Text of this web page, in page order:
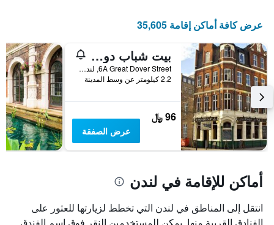
عرض كافة أماكن إقامة 35,605
بيت شباب دوفر كاسل
6A Great Dover Street, لندن, المملكة المتحدة
2.2 كيلومتر عن وسط المدينة
96 ﷼
عرض الصفقة
أماكن للإقامة في لندن
انتقل إلى المناطق في لندن التي تخطط لزيارتها للعثور على